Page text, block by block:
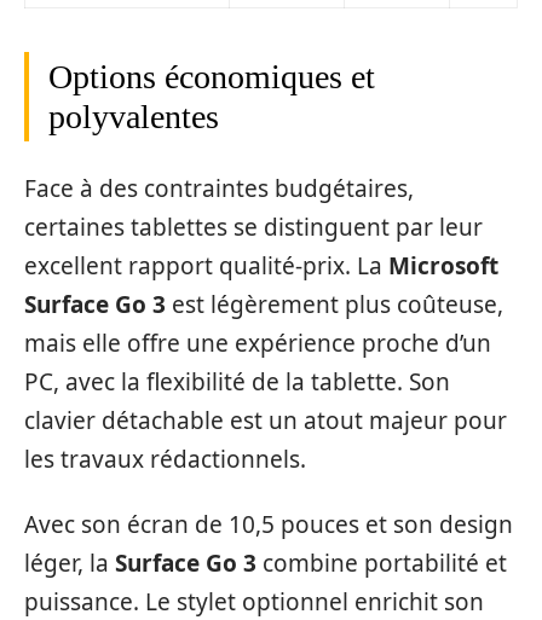
Options économiques et
polyvalentes
Face à des contraintes budgétaires,
certaines tablettes se distinguent par leur
excellent rapport qualité-prix. La Microsoft
Surface Go 3 est légèrement plus coûteuse,
mais elle offre une expérience proche d’un
PC, avec la flexibilité de la tablette. Son
clavier détachable est un atout majeur pour
les travaux rédactionnels.
Avec son écran de 10,5 pouces et son design
léger, la Surface Go 3 combine portabilité et
puissance. Le stylet optionnel enrichit son